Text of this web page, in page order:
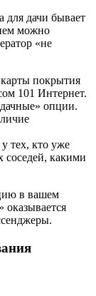
для дачи бывает
можно
«не
покрытия
101 Интернет.
опции.
тех, кто уже
соседей, какими
в вашем
оказывается